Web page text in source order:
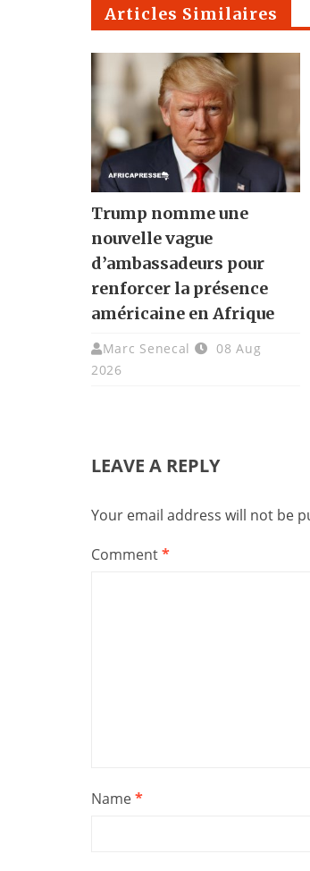
Articles Similaires
Trump nomme une
nouvelle vague
d’ambassadeurs pour
renforcer la présence
américaine en Afrique
Marc Senecal
08 Aug
2026
LEAVE A REPLY
Your email address will not be
Comment*
Name*